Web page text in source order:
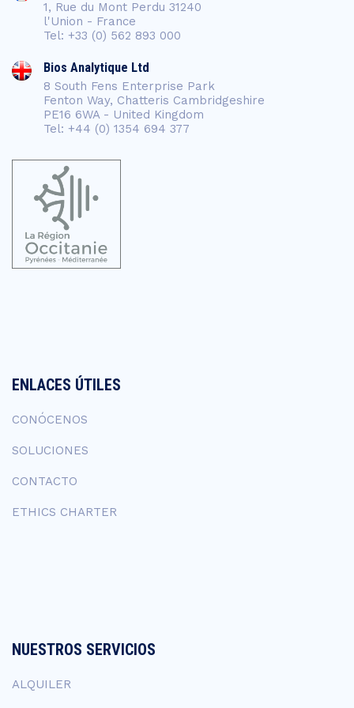
1, Rue du Mont Perdu 31240
l'Union - France
Tel: +33 (0) 562 893 000
Bios Analytique Ltd
8 South Fens Enterprise Park
Fenton Way, Chatteris Cambridgeshire
PE16 6WA - United Kingdom
Tel: +44 (0) 1354 694 377
ENLACES ÚTILES
CONÓCENOS
SOLUCIONES
CONTACTO
ETHICS CHARTER
NUESTROS SERVICIOS
ALQUILER